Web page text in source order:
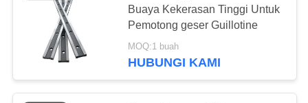
MINTA
KUTIPAN
SITEMAP
Buaya Kekerasan Tinggi Untuk
Pemotong geser Guillotine
MOQ:1 buah
HUBUNGI KAMI